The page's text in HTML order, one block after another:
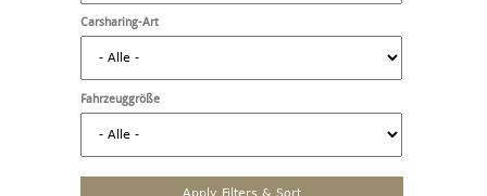
Carsharing-Art
Fahrzeuggröße